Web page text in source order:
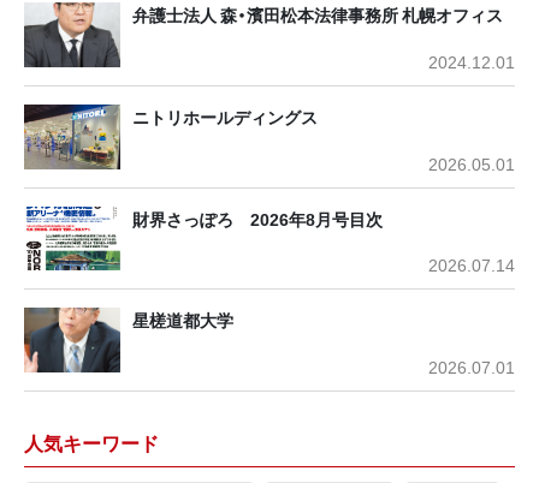
弁護士法人 森・濱田松本法律事務所 札幌オフィス
2024.12.01
ニトリホールディングス
2026.05.01
財界さっぽろ 2026年8月号目次
2026.07.14
星槎道都大学
2026.07.01
人気キーワード